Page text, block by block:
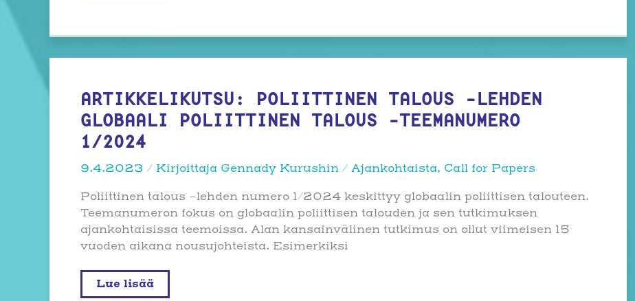
10-
ARTIKKELIKUTSU: POLIITTINEN TALOUS -LEHDEN
GLOBAALI POLIITTINEN TALOUS -TEEMANUMERO
1/2024
9.4.2023 / Kirjoittaja Gennady Kurushin / Ajankohtaista, Call for Papers
Poliittinen talous -lehden numero 1/2024 keskittyy globaalin poliittisen talouteen.
Teemanumeron fokus on globaalin poliittisen talouden ja sen tutkimuksen
ajankohtaisissa teemoissa. Alan kansainvälinen tutkimus on ollut viimeisen 15
vuoden aikana nousujohteista. Esimerkiksi
Artikkelikutsu:
Poliittinen
Lue lisää